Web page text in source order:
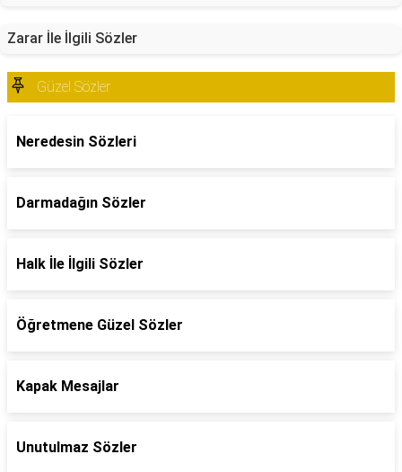
Zarar İle İlgili Sözler
Güzel Sözler
Neredesin Sözleri
Darmadağın Sözler
Halk İle İlgili Sözler
Öğretmene Güzel Sözler
Kapak Mesajlar
Unutulmaz Sözler